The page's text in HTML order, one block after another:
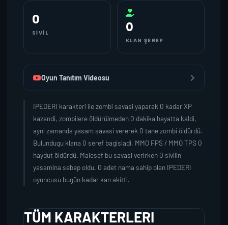
0
SIVIL 0
KLAN ŞEREF
Oyun Tanıtım Videosu
IPEDERI karakteri ile zombi savasi yaparak 0 kadar XP
kazandi, zombilere öldürülmeden 0 dakika hayatta kaldi,
ayni zamanda yasam savasi vererek 0 tane zombi öldürdü.
Bulundugu klana 0 seref bagisladi, MMO FPS / MMO TPS 0
haydut öldürdü. Malesef bu savasi verirken 0 sivilin
yasamina sebep oldu. 0 adet nama sahip olan IPEDERI
oyuncusu bugün kadar kan akitti.
TÜM KARAKTERLERI